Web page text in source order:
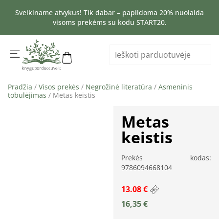
Sveikiname atvykus! Tik dabar – papildoma 20% nuolaida
visoms prekėms su kodu START20.
Pradžia / Visos prekės / Negrožinė literatūra / Asmeninis
tobulėjimas / Metas keistis
Metas
keistis
Prekės kodas:
9786094668104
13.08 €
16,35€